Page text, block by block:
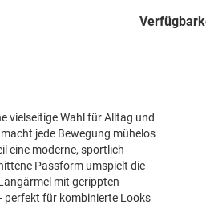
vielseitige Wahl für Alltag und
jede Bewegung mühelos
eine moderne, sportlich-
Passform umspielt die
mit gerippten
perfekt für kombinierte Looks